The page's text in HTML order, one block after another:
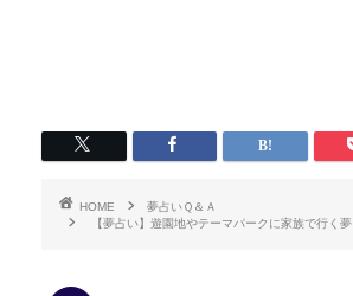
HOME
夢占いＱ＆Ａ
【夢占い】遊園地やテーマパークに家族で行く夢